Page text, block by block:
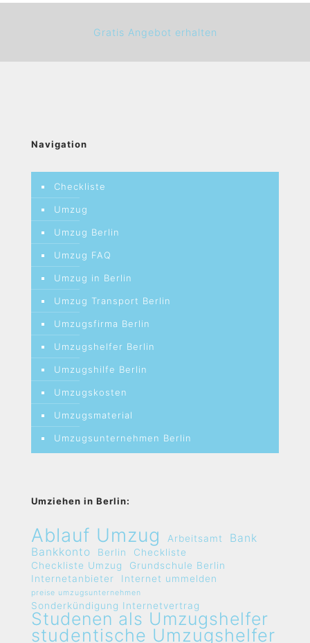
Gratis Angebot erhalten
Navigation
Checkliste
Umzug
Umzug Berlin
Umzug FAQ
Umzug in Berlin
Umzug Transport Berlin
Umzugsfirma Berlin
Umzugshelfer Berlin
Umzugshilfe Berlin
Umzugskosten
Umzugsmaterial
Umzugsunternehmen Berlin
Umziehen in Berlin:
Ablauf Umzug Arbeitsamt
Bank
Bankkonto
Berlin
Checkliste
Checkliste Umzug
Grundschule Berlin
Internetanbieter
Internet ummelden
preise umzugsunternehmen
Sonderkündigung Internetvertrag
Studenen als Umzugshelfer
studentische Umzugshelfer